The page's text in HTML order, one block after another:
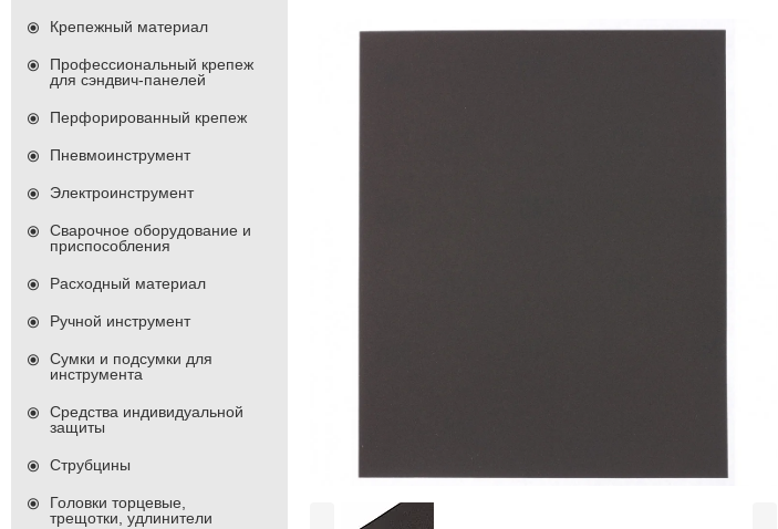
Крепежный материал
Профессиональный крепеж
для сэндвич-панелей
Перфорированный крепеж
Пневмоинструмент
Электроинструмент
Сварочное оборудование и
приспособления
Расходный материал
Ручной инструмент
Сумки и подсумки для
инструмента
Средства индивидуальной
защиты
Струбцины
Головки торцевые,
трещотки, удлинители